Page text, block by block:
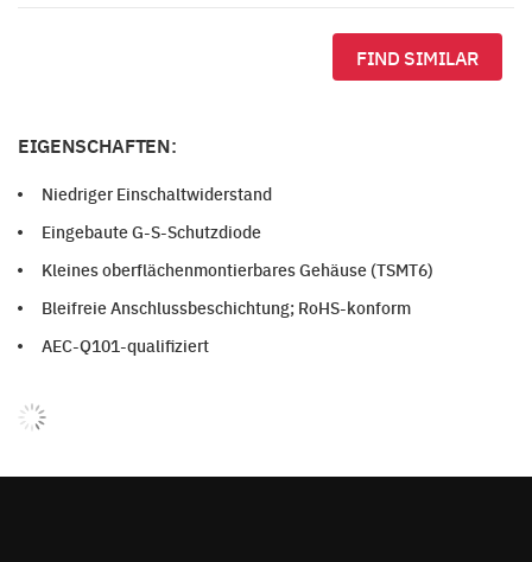
FIND SIMILAR
EIGENSCHAFTEN:
Niedriger Einschaltwiderstand
Eingebaute G-S-Schutzdiode
Kleines oberflächenmontierbares Gehäuse (TSMT6)
Bleifreie Anschlussbeschichtung; RoHS-konform
AEC-Q101-qualifiziert